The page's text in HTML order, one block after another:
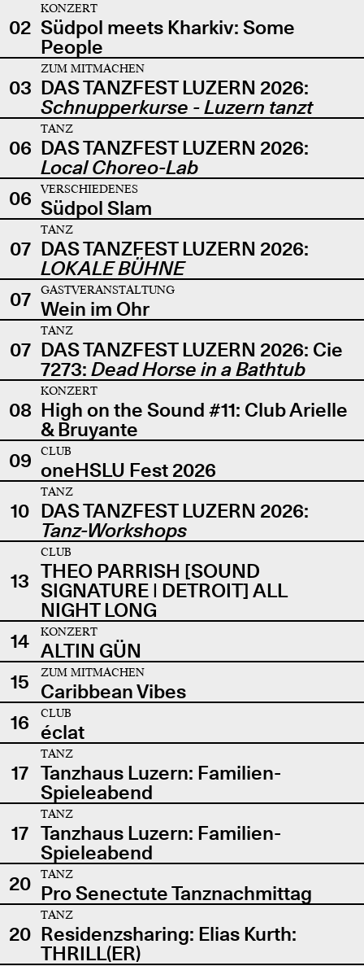
02
KONZERT
Südpol meets Kharkiv: Some
People
03
ZUM MITMACHEN
DAS TANZFEST LUZERN 2026:
Schnupperkurse - Luzern tanzt
06
TANZ
DAS TANZFEST LUZERN 2026:
Local Choreo-Lab
06
VERSCHIEDENES
Südpol Slam
07
TANZ
DAS TANZFEST LUZERN 2026:
LOKALE BÜHNE
07
GASTVERANSTALTUNG
Wein im Ohr
07
TANZ
DAS TANZFEST LUZERN 2026: Cie
7273: Dead Horse in a Bathtub
08
KONZERT
High on the Sound #11: Club Arielle
& Bruyante
09
CLUB
oneHSLU Fest 2026
10
TANZ
DAS TANZFEST LUZERN 2026:
Tanz-Workshops
13
CLUB
THEO PARRISH [SOUND
SIGNATURE | DETROIT] ALL
NIGHT LONG
14
KONZERT
ALTIN GÜN
15
ZUM MITMACHEN
Caribbean Vibes
16
CLUB
éclat
17
TANZ
Tanzhaus Luzern: Familien-
Spieleabend
17
TANZ
Tanzhaus Luzern: Familien-
Spieleabend
20
TANZ
Pro Senectute Tanznachmittag
20
TANZ
Residenzsharing: Elias Kurth:
THRILL(ER)